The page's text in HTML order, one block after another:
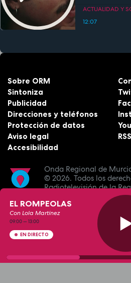
estreno
ACTUALIDAD Y
12:07
Onda Regional de
© 2026. Todos los
Radiotelevisión de la
Sobre ORM
Sintoniza
Publicidad
Direcciones y teléfonos
Protección de datos
Aviso legal
Accesibilidad
RSS
EL ROMPEOLAS
Con Lola Martínez
09:00—13:00
EN DIRECTO